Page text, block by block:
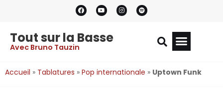
Tout sur la Basse
Avec Bruno Tauzin
Accueil » Tablatures » Pop internationale » Uptown Funk